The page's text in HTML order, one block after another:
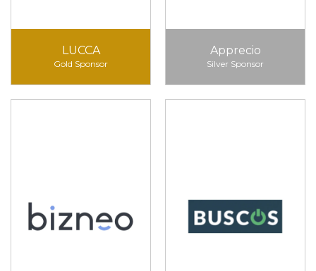
LUCCA
Gold Sponsor
Apprecio
Silver Sponsor